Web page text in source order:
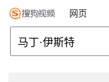
网页